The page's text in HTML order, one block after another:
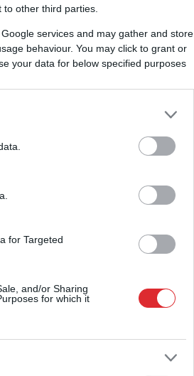
other third parties.
services and may gather and store
behaviour. You may click to grant or
your data for below specified purposes
for Targeted
and/or Sharing
for which it